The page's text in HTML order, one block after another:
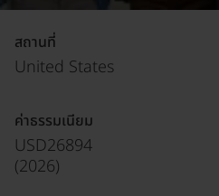
สถานที่
United States
ค่าธรรมเนียม
USD26894
(2026)